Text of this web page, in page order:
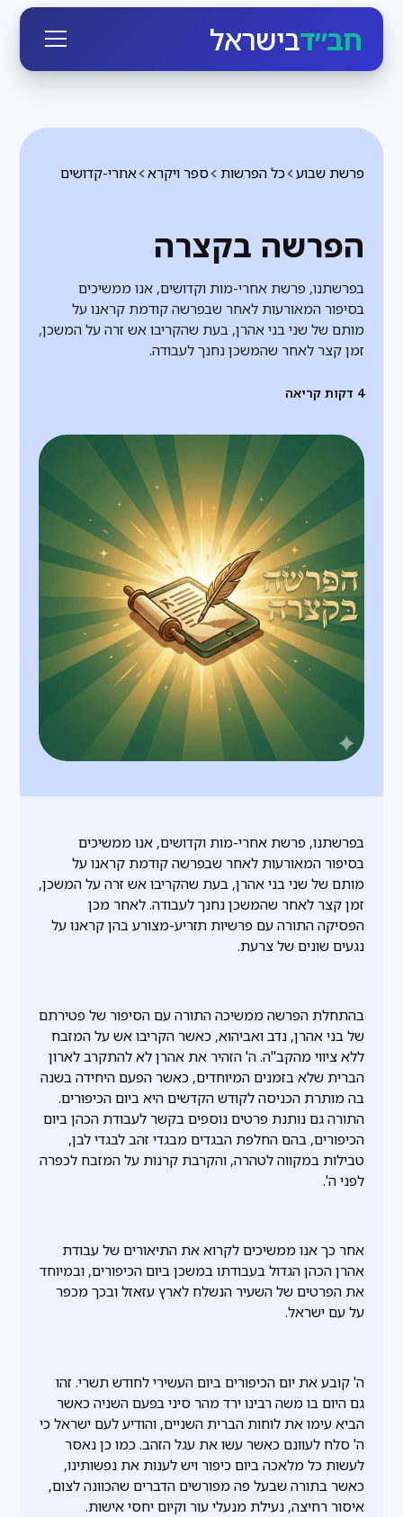
חב״דבישראל
אחרי-קדושים ספר ויקרא כל הפרשות פרשת שבוע
הפרשה בקצרה
בפרשתנו, פרשת אחרי-מות וקדושים, אנו ממשיכים
בסיפור המאורעות לאחר שבפרשה קודמת קראנו על
מותם של שני בני אהרן, בעת שהקריבו אש זרה על המשכן,
זמן קצר לאחר שהמשכן נחנך לעבודה.
4 דקות קריאה
בפרשתנו, פרשת אחרי-מות וקדושים, אנו ממשיכים
בסיפור המאורעות לאחר שבפרשה קודמת קראנו על
מותם של שני בני אהרן, בעת שהקריבו אש זרה על המשכן,
זמן קצר לאחר שהמשכן נחנך לעבודה. לאחר מכן
הפסיקה התורה עם פרשיות תזריע-מצורע בהן קראנו על
נגעים שונים של צרעת.
בהתחלת הפרשה ממשיכה התורה עם הסיפור של פטירתם
של בני אהרן, נדב ואביהוא, כאשר הקריבו אש על המזבח
ללא ציווי מהקב"ה. ה' הזהיר את אהרן לא להתקרב לארון
הברית שלא בזמנים המיוחדים, כאשר הפעם היחידה בשנה
בה מותרת הכניסה לקודש הקדשים היא ביום הכיפורים.
התורה גם נותנת פרטים נוספים בקשר לעבודת הכהן ביום
הכיפורים, בהם החלפת הבגדים מבגדי זהב לבגדי לבן,
טבילות במקווה לטהרה, והקרבת קרנות על המזבח לכפרה
לפני ה'.
אחר כך אנו ממשיכים לקרוא את התיאורים של עבודת
אהרן הכהן הגדול בעבודתו במשכן ביום הכיפורים, ובמיוחד
את הפרטים של השעיר הנשלח לארץ עזאזל ובכך מכפר
על עם ישראל.
ה' קובע את יום הכיפורים ביום העשירי לחודש תשרי. זהו
גם היום בו משה רבינו ירד מהר סיני בפעם השניה כאשר
הביא עימו את לוחות הברית השניים, והודיע לעם ישראל כי
ה' סלח לעוונם כאשר עשו את עגל הזהב. כמו כן נאסר
לעשות כל מלאכה ביום כיפור ויש לענות את נפשותינו,
כאשר בתורה שבעל פה מפורשים הדברים שהכוונה לצום,
איסור רחיצה, נעילת מנעלי עור וקיום יחסי אישות.